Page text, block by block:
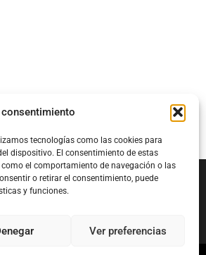
tecnologías como las cookies para
dispositivo. El consentimiento de estas
el comportamiento de navegación o las
o retirar el consentimiento, puede
y funciones.
Ver preferencias